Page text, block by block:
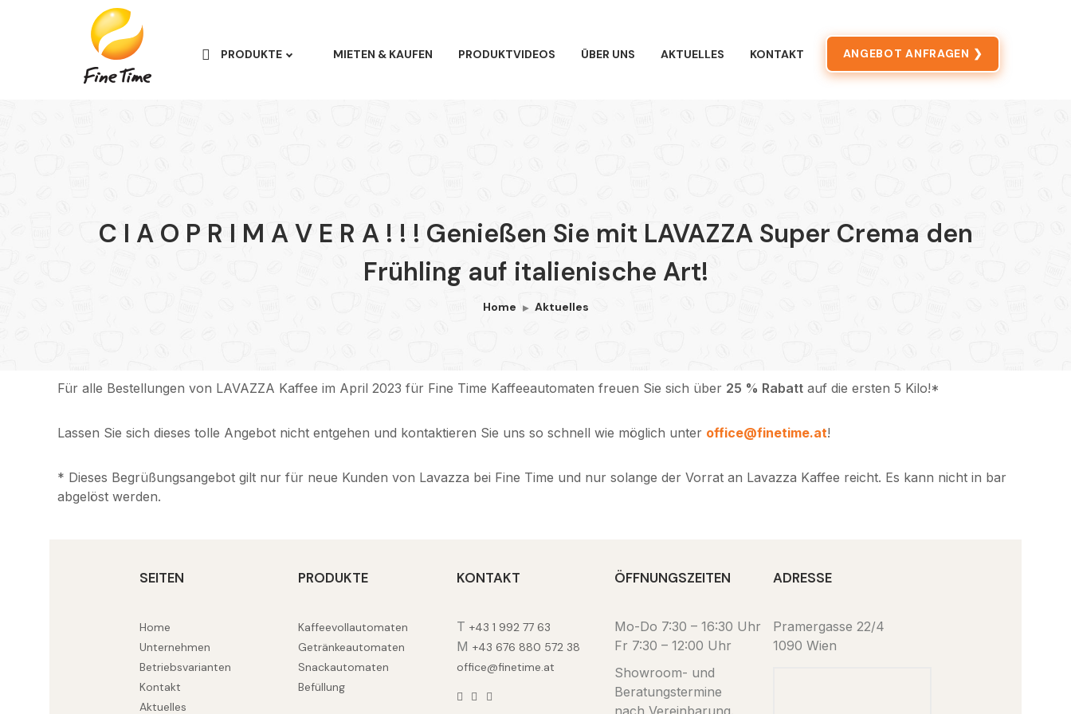
PRODUKTE MIETEN & KAUFEN PRODUKTVIDEOS ÜBER UNS AKTUELLES KONTAKT ANGEBOT ANFRAGEN ❯
C I A O P R I M A V E R A ! ! ! Genießen Sie mit LAVAZZA Super Crema den
Frühling auf italienische Art!
Home Aktuelles
Für alle Bestellungen von LAVAZZA Kaffee im April 2023 für Fine Time Kaffeeautomaten freuen Sie sich über 25 % Rabatt auf die ersten 5 Kilo!*
Lassen Sie sich dieses tolle Angebot nicht entgehen und kontaktieren Sie uns so schnell wie möglich unter office@finetime.at!
* Dieses Begrüßungsangebot gilt nur für neue Kunden von Lavazza bei Fine Time und nur solange der Vorrat an Lavazza Kaffee reicht. Es kann nicht in bar
abgelöst werden.
SEITEN
Home
Unternehmen
Betriebsvarianten
Kontakt
Aktuelles
PRODUKTE
Kaffeevollautomaten
Getränkeautomaten
Snackautomaten
Befüllung
KONTAKT
T +43 1 992 77 63
M +43 676 880 572 38
office@finetime.at
ÖFFNUNGSZEITEN
Mo-Do 7:30 – 16:30 Uhr
Fr 7:30 – 12:00 Uhr
Showroom- und
Beratungstermine
ADRESSE
Pramergasse 22/4
1090 Wien